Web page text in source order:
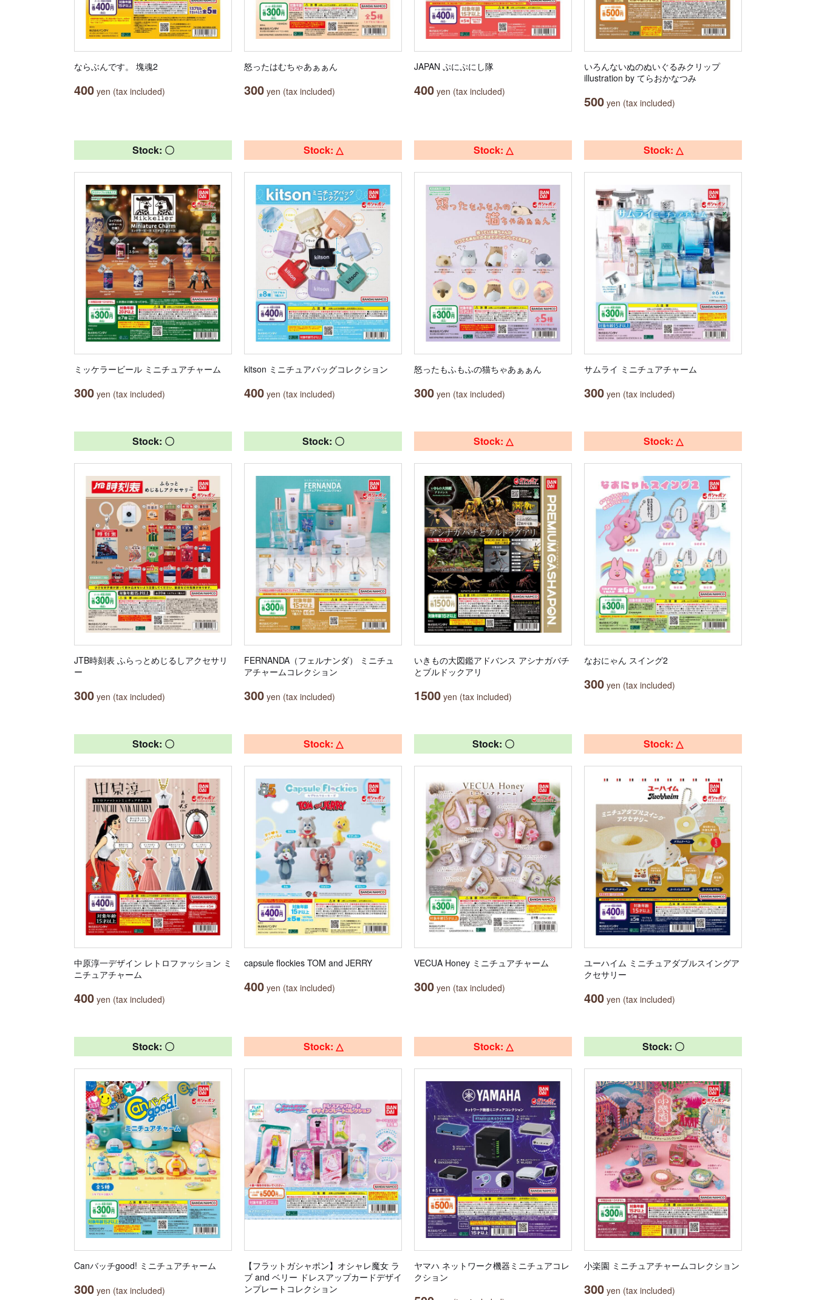
ならぶんです。 塊魂2
400 yen (tax included)
怒ったはむちゃあぁぁん
300 yen (tax included)
JAPAN ぷにぷにし隊
400 yen (tax included)
いろんないぬのぬいぐるみクリップ
illustration by てらおかなつみ
500 yen (tax included)
Stock: 〇
ミッケラービール ミニチュアチャーム
300 yen (tax included)
Stock: △
kitson ミニチュアバッグコレクション
400 yen (tax included)
Stock: △
怒ったもふもふの猫ちゃあぁぁん
300 yen (tax included)
Stock: △
サムライ ミニチュアチャーム
300 yen (tax included)
Stock: 〇
JTB時刻表 ふらっとめじるしアクセサリ
ー
300 yen (tax included)
Stock: 〇
FERNANDA（フェルナンダ） ミニチュ
アチャームコレクション
300 yen (tax included)
Stock: △
いきもの大図鑑アドバンス アシナガバチ
とブルドックアリ
1500 yen (tax included)
Stock: △
なおにゃん スイング2
300 yen (tax included)
Stock: 〇
中原淳一デザイン レトロファッション ミ
ニチュアチャーム
400 yen (tax included)
Stock: △
capsule flockies TOM and JERRY
400 yen (tax included)
Stock: 〇
VECUA Honey ミニチュアチャーム
300 yen (tax included)
Stock: △
ユーハイム ミニチュアダブルスイングア
クセサリー
400 yen (tax included)
Stock: 〇
Canバッチgood! ミニチュアチャーム
300 yen (tax included)
Stock: △
【フラットガシャポン】オシャレ魔女 ラ
ブ and ベリー ドレスアップカードデザイ
ンプレートコレクション
Stock: △
ヤマハ ネットワーク機器ミニチュアコレ
クション
Stock: 〇
小楽園 ミニチュアチャームコレクション
300 yen (tax included)